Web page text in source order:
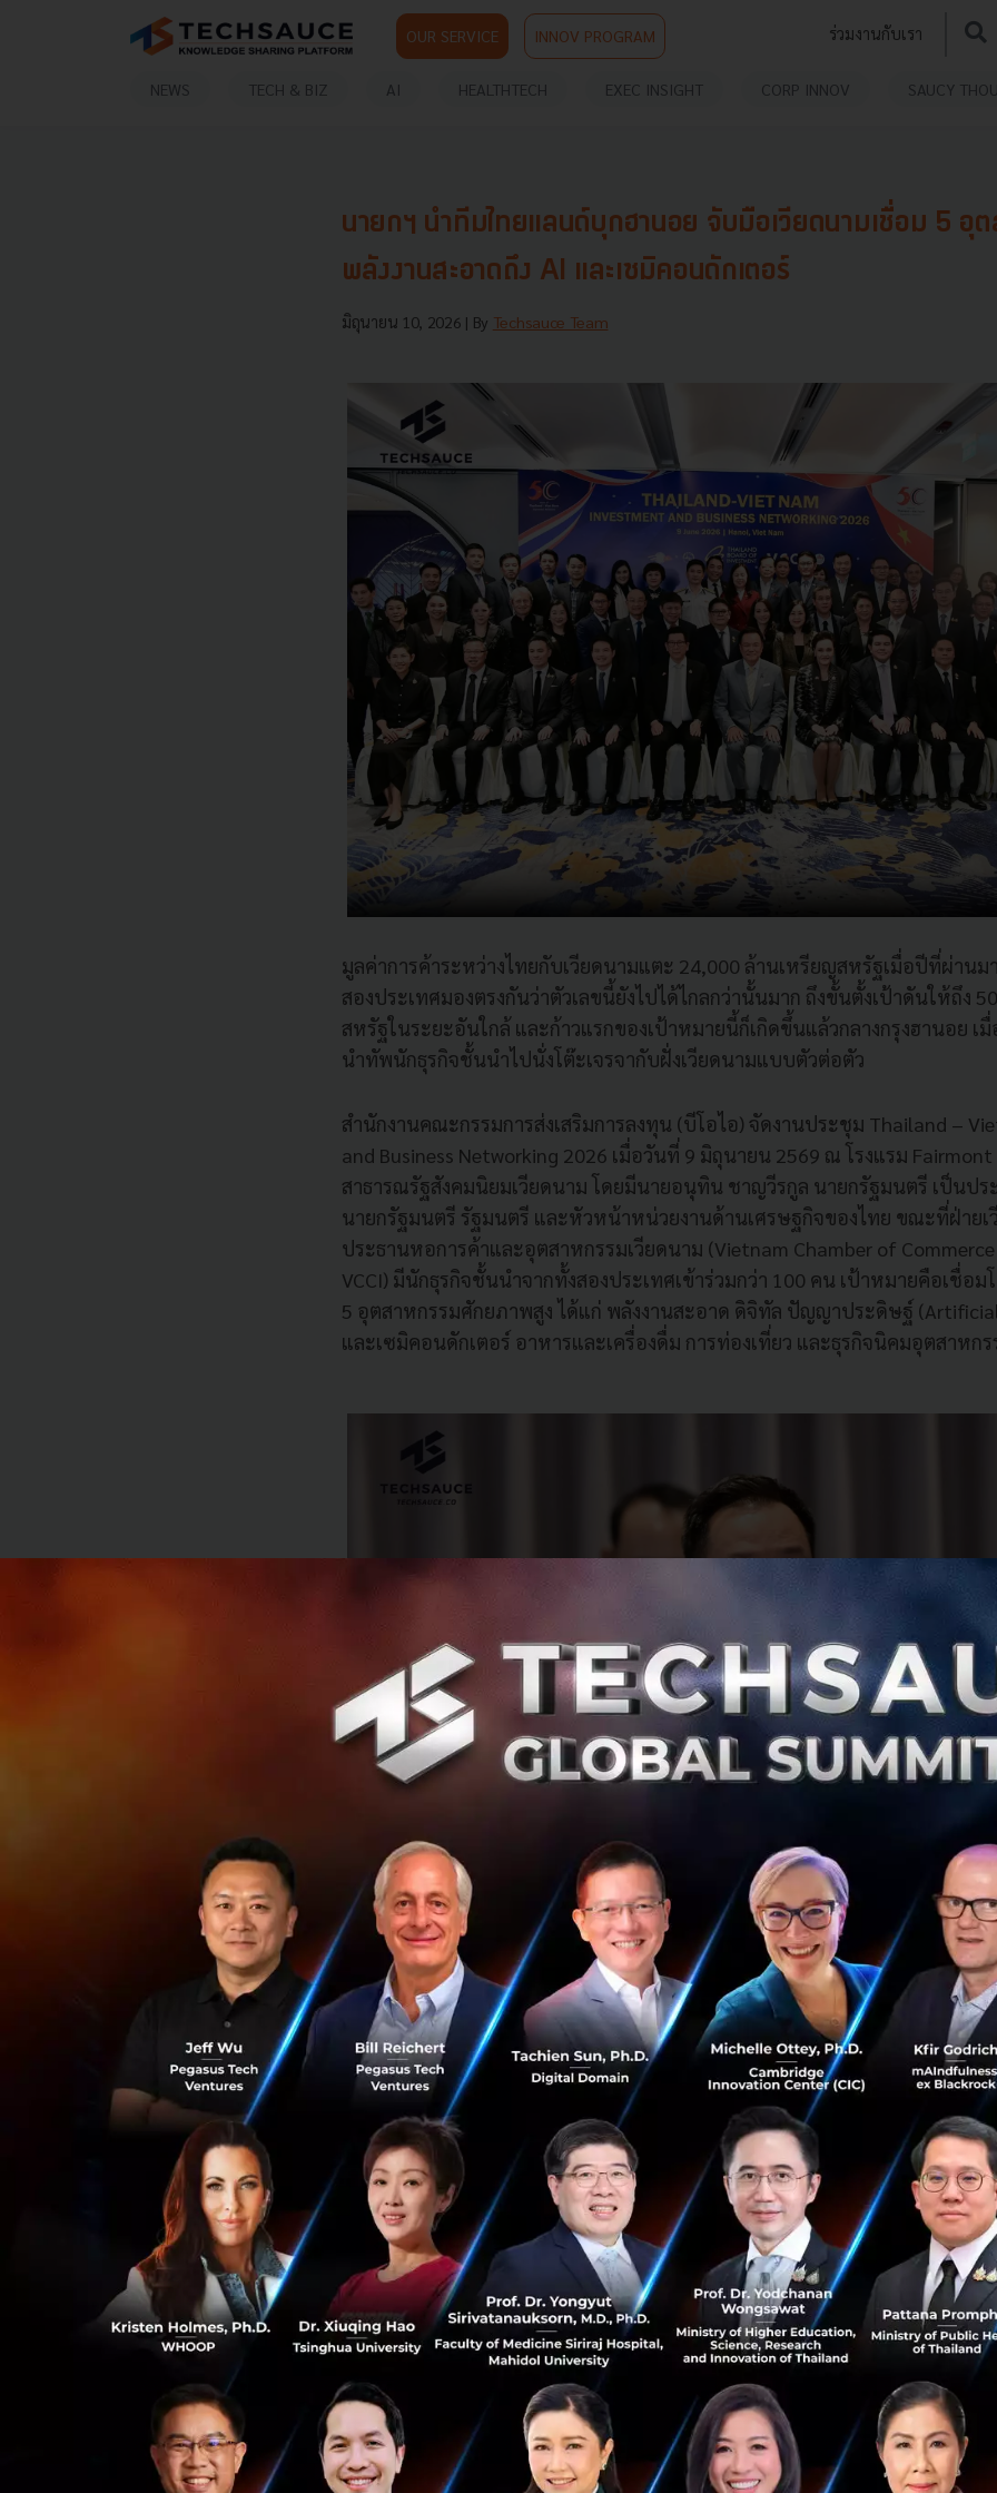
OUR SERVICE INNOV PROGRAM ร่วมงานกับเรา
NEWS TECH & BIZ AI HEALTHTECH EXEC INSIGHT CORP INNOV SAUCY
0
นายกฯ นำทีมไทยแลนด์บุกฮานอย จับมือเวียดนามเชื่อม 5 อุ
พลังงานสะอาดถึง AI และเซมิคอนดักเตอร์
มิถุนายน 10, 2026 | By Techsauce Team
มูลค่าการค้าระหว่างไทยกับเวียดนามแตะ 24,000 ล้านเหรียญสหรัฐเมื่อปีที่ผ่านม
สองประเทศมองตรงกันว่าตัวเลขนี้ยังไปได้ไกลกว่านั้นมาก ถึงขั้นตั้งเป้าดันให้ถึง
สหรัฐในระยะอันใกล้ และก้าวแรกของเป้าหมายนี้ก็เกิดขึ้นแล้วกลางกรุงฮานอย เ
นำทัพนักธุรกิจชั้นนำไปนั่งโต๊ะเจรจากับฝั่งเวียดนามแบบตัวต่อตัว
สำนักงานคณะกรรมการส่งเสริมการลงทุน (บีโอไอ) จัดงานประชุม Thailand –
and Business Networking 2026 เมื่อวันที่ 9 มิถุนายน 2569 ณ โรงแรม
สาธารณรัฐสังคมนิยมเวียดนาม โดยมีนายอนุทิน ชาญวีรกูล นายกรัฐมนตรี เป็นปร
นายกรัฐมนตรี รัฐมนตรี และหัวหน้าหน่วยงานด้านเศรษฐกิจของไทย ขณะที่ฝ่ายเ
ประธานหอการค้าและอุตสาหกรรมเวียดนาม (Vietnam Chamber of
VCCI) มีนักธุรกิจชั้นนำจากทั้งสองประเทศเข้าร่วมกว่า 100 คน เป้าหมายคือเชื่อม
5 อุตสาหกรรมศักยภาพสูง ได้แก่ พลังงานสะอาด ดิจิทัล ปัญญาประดิษฐ์
และเซมิคอนดักเตอร์ อาหารและเครื่องดื่ม การท่องเที่ยว และธุรกิจนิคมอุตสาหก
ความสัมพันธ์ยุคใหม่ภายใต้ 'หุ้นส่วนยุทธศาสตร์รอบด้าน'
คุณอนุทินกล่าวเปิดการประชุมโดยเน้นย้ำว่า ความสัมพันธ์ระหว่างไทยและเวียดน
ใหม่ภายใต้กรอบหุ้นส่วนยุทธศาสตร์รอบด้าน (Comprehensive Strategic
ระดับความร่วมมือของสองประเทศในทุกมิติ ทั้งเศรษฐกิจ การค้า การลงทุน และ
ของภาคเอกชน
ตัวเลขที่น่าสนใจคือ ปัจจุบันไทยเป็นคู่ค้าอันดับหนึ่งของเวียดนามในอาเซียน ขณ
ค้าอันดับสองของไทยในอาเซียน ทั้งสองประเทศต่างมีจุดแข็งทางเศรษฐกิจที่เกื้
กันและกันได้ โดยคุณอนุทินยืนยันว่ารัฐบาลไทยพร้อมสนับสนุนและอำนวยความส
เพราะเชื่อในศักยภาพของภาคเอกชนในการขับเคลื่อนเศรษฐกิจ และมั่นใจว่าคว
ขึ้นจะช่วยเสริมความแข็งแกร่งของห่วงโซ่อุปทานในภูมิภาค พร้อมเพิ่มขีดความส
ของอาเซียนท่ามกลางความท้าทายของเศรษฐกิจโลก